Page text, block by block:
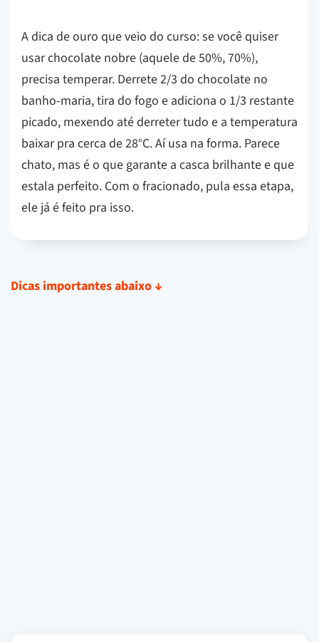
A dica de ouro que veio do curso: se você quiser
usar chocolate nobre (aquele de 50%, 70%),
precisa temperar. Derrete 2/3 do chocolate no
banho-maria, tira do fogo e adiciona o 1/3 restante
picado, mexendo até derreter tudo e a temperatura
baixar pra cerca de 28°C. Aí usa na forma. Parece
chato, mas é o que garante a casca brilhante e que
estala perfeito. Com o fracionado, pula essa etapa,
ele já é feito pra isso.
Dicas importantes abaixo ↓